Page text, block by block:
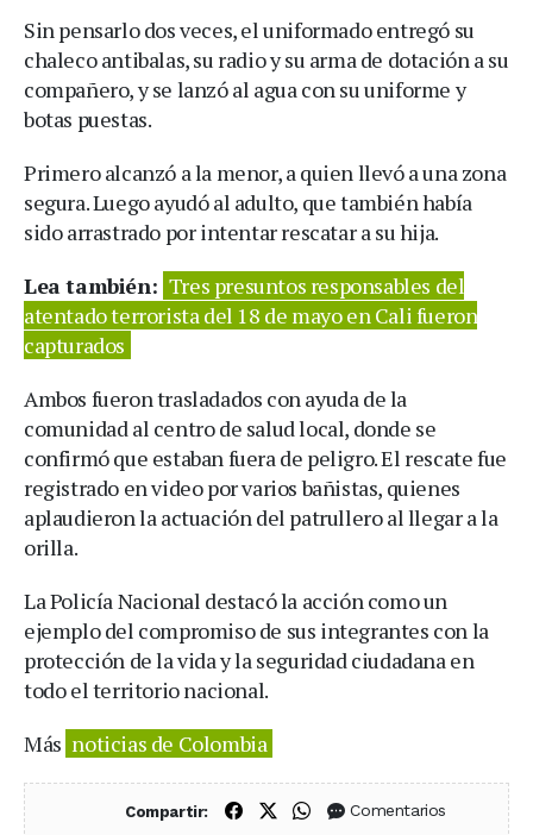
Sin pensarlo dos veces, el uniformado entregó su
chaleco antibalas, su radio y su arma de dotación a su
compañero, y se lanzó al agua con su uniforme y
botas puestas.
Primero alcanzó a la menor, a quien llevó a una zona
segura. Luego ayudó al adulto, que también había
sido arrastrado por intentar rescatar a su hija.
Lea también: Tres presuntos responsables del
atentado terrorista del 18 de mayo en Cali fueron
capturados
Ambos fueron trasladados con ayuda de la
comunidad al centro de salud local, donde se
confirmó que estaban fuera de peligro. El rescate fue
registrado en video por varios bañistas, quienes
aplaudieron la actuación del patrullero al llegar a la
orilla.
La Policía Nacional destacó la acción como un
ejemplo del compromiso de sus integrantes con la
protección de la vida y la seguridad ciudadana en
todo el territorio nacional.
Más noticias de Colombia
Compartir: Compartir en Facebook
Compartir en X (Twitter)
Compartir en WhatsApp
Comentarios